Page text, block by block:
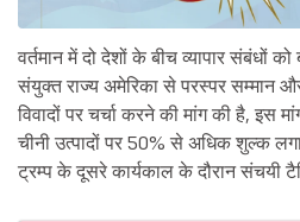
वर्तमान में दो देशों के बीच व्यापार संबंधों
संयुक्त राज्य अमेरिका से परस्पर सम्मान
विवादों पर चर्चा करने की मांग की है, इस
चीनी उत्पादों पर 50% से अधिक शुल्क
ट्रम्प के दूसरे कार्यकाल के दौरान संचयी